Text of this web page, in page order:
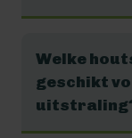
Welke
geschikt